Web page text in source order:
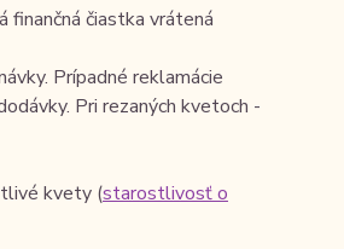
finančná čiastka vrátená
Prípadné reklamácie
Pri rezaných kvetoch -
kvety (starostlivosť o